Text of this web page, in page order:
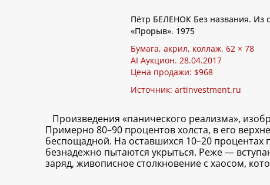
Пётр БЕЛЕНОК Без названия. Из
«Прорыв». 1975
Бумага, акрил, коллаж. 62 × 78
AI Аукцион. 28.04.2017
Цена продажи: $968
Источник: artinvestment.ru
Произведения «панического реализма»,
Примерно 80–90 процентов холста, в его
беспощадной. На оставшихся 10–20
безнадежно пытаются укрыться. Реже —
заряд, живописное столкновение с хаосом,